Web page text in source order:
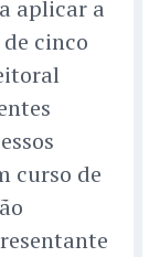
aplicar a
cinco
curso de